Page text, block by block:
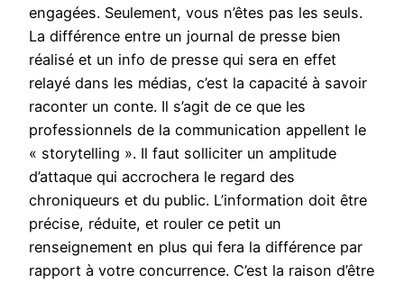
engagées. Seulement, vous n’êtes pas les seuls.
La différence entre un journal de presse bien
réalisé et un info de presse qui sera en effet
relayé dans les médias, c’est la capacité à savoir
raconter un conte. Il s’agit de ce que les
professionnels de la communication appellent le
« storytelling ». Il faut solliciter un amplitude
d’attaque qui accrochera le regard des
chroniqueurs et du public. L’information doit être
précise, réduite, et rouler ce petit un
renseignement en plus qui fera la différence par
rapport à votre concurrence. C’est la raison d’être